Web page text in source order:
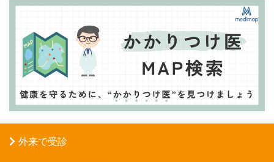
外来で受診